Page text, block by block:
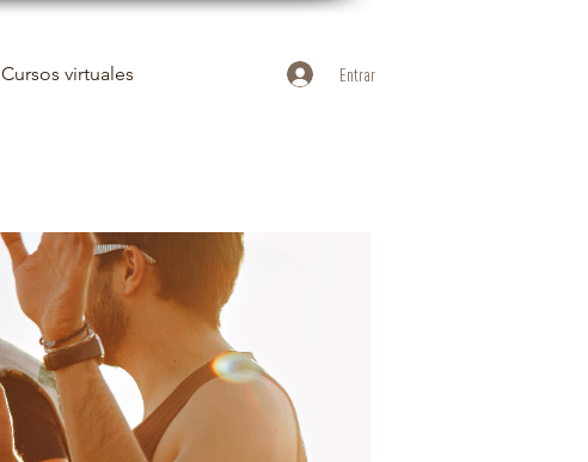
Cursos virtuales Entrar